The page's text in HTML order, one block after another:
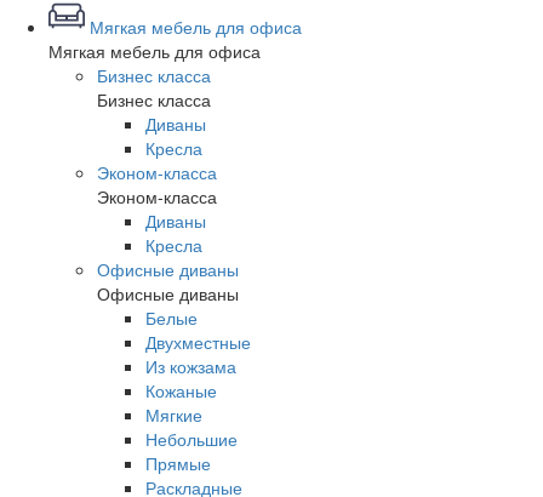
Мягкая мебель для офиса
Мягкая мебель для офиса
Бизнес класса
Бизнес класса
Диваны
Кресла
Эконом-класса
Эконом-класса
Диваны
Кресла
Офисные диваны
Офисные диваны
Белые
Двухместные
Из кожзама
Кожаные
Мягкие
Небольшие
Прямые
Раскладные